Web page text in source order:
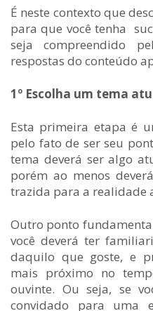
É neste contexto que
para que você tenha
seja compreendido
respostas do conteúdo
1º Escolha um tema
Esta primeira etapa é
pelo fato de ser seu
tema deverá ser algo
porém ao menos
trazida para a realidade
Outro ponto
você deverá ter
daquilo que goste, e
mais próximo no
ouvinte. Ou seja, se
convidado para uma